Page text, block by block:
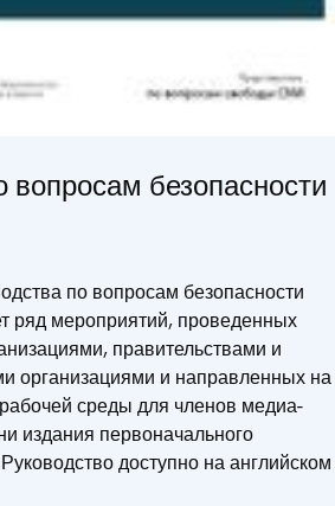
вопросам безопасности
по вопросам безопасности
ряд мероприятий, проведенных
правительствами и
организациями и направленных на
среды для членов медиа-
издания первоначального
доступно на английском